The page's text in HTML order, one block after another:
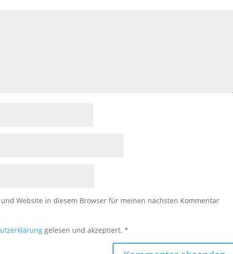
und Website in diesem Browser für meinen nächsten Kommentar
gelesen und akzeptiert. *